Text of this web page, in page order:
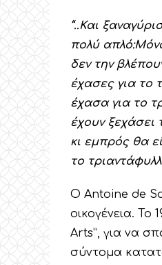
“..Και
πολύ
δεν την
έχασες για το
έχασα για το
έχουν ξεχάσει
κι εμπρός θα
το
Ο Antoine de
οικογένεια. Το
Arts”, για να
σύντομα